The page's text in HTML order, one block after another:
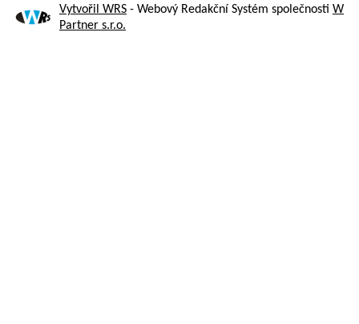
Vytvořil WRS - Webový Redakční Systém společnosti W
Partner s.r.o.